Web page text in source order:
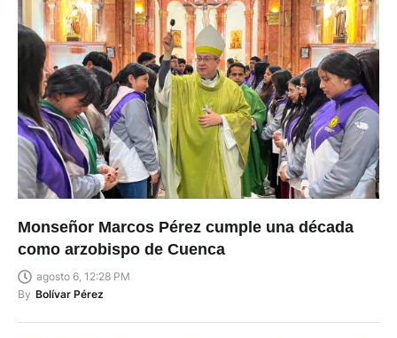
Monseñor Marcos Pérez cumple una década
como arzobispo de Cuenca
agosto 6, 12:28 PM
By Bolívar Pérez